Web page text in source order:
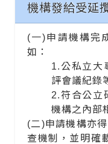
機構發給受延
(一)申請機構完
如：
1.公私立大
評會議紀錄
2.符合公立
機構之內部
(二)申請機構亦
查機制，並明確